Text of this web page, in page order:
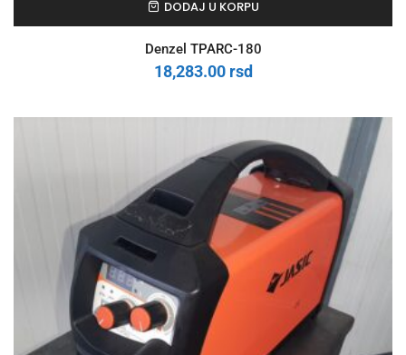
DODAJ U KORPU
Denzel TPARC-180
18,283.00 rsd